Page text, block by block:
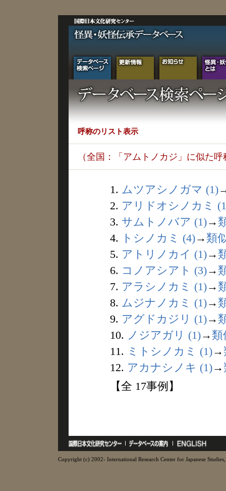
呼称のリスト表示
（全国：「アムトノカジ」に似た呼
1. ムツアシノガマ (1)
2. アリドオシノカミ
3. サムトノバア (1)→
4.
トシノカミ (4)→ 類
5. アトリノカイ (1)→
6. コノアシアト (3)→
7. アラシノカミ (1)→
8. ムジナノカミ (1)→
9. アグドカジリ (1)→
10. ノジアガリ (1)→ 類
11. ミトシノカミ (1)→
12. アカナシノキ (1)→
【全 17事例】
Copyright (c) 2002- International Research Center for Japanese